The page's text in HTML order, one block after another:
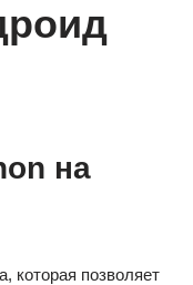
на
которая позволяет